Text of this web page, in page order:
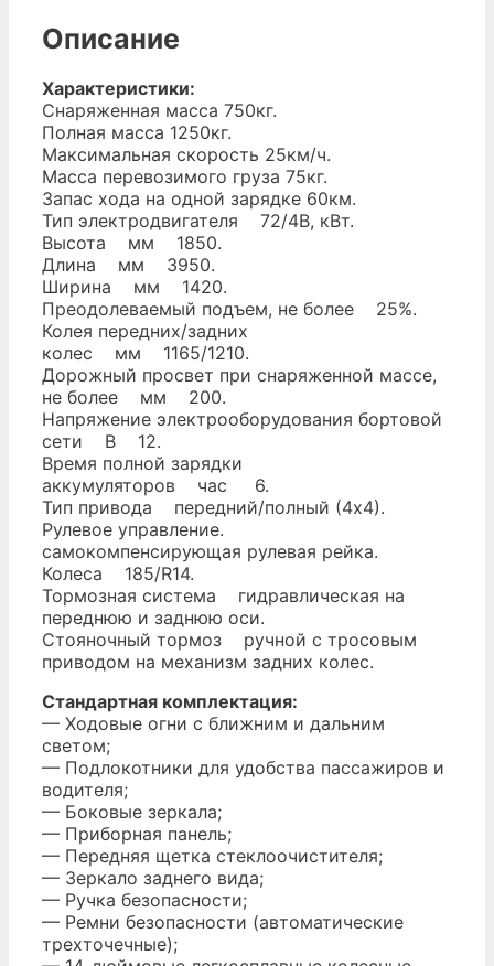
Описание
Характеристики:
Снаряженная масса 750кг.
Полная масса 1250кг.
Максимальная скорость 25км/ч.
Масса перевозимого груза 75кг.
Запас хода на одной зарядке 60км.
Тип электродвигателя 72/4В, кВт.
Высота мм 1850.
Длина мм 3950.
Ширина мм 1420.
Преодолеваемый подъем, не более 25%.
Колея передних/задних
колес мм 1165/1210.
Дорожный просвет при снаряженной массе,
не более мм 200.
Напряжение электрооборудования бортовой
сети В 12.
Время полной зарядки
аккумуляторов час 6.
Тип привода передний/полный (4х4).
Рулевое управление.
самокомпенсирующая рулевая рейка.
Колеса 185/R14.
Тормозная система гидравлическая на
переднюю и заднюю оси.
Стояночный тормоз ручной с тросовым
приводом на механизм задних колес.
Стандартная комплектация:
— Ходовые огни с ближним и дальним
светом;
— Подлокотники для удобства пассажиров и
водителя;
— Боковые зеркала;
— Приборная панель;
— Передняя щетка стеклоочистителя;
— Зеркало заднего вида;
— Ручка безопасности;
— Ремни безопасности (автоматические
трехточечные);